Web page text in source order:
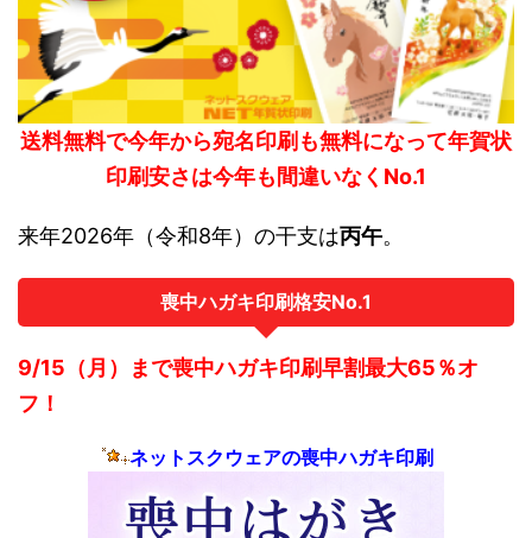
送料無料で今年から宛名印刷も無料になって年賀状
印刷安さは今年も間違いなくNo.1
来年2026年（令和8年）の干支は丙午。
喪中ハガキ印刷格安No.1
9/15（月）まで喪中ハガキ印刷早割最大65％オ
フ！
ネットスクウェアの喪中ハガキ印刷